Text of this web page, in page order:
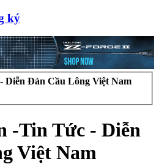
ký
Diễn Đàn Cầu Lông Việt Nam
-Tin Tức - Diễn
Việt Nam